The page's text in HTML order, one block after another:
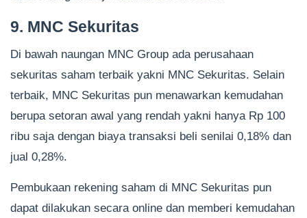
9. MNC Sekuritas
Di bawah naungan MNC Group ada perusahaan
sekuritas saham terbaik yakni MNC Sekuritas. Selain
terbaik, MNC Sekuritas pun menawarkan kemudahan
berupa setoran awal yang rendah yakni hanya Rp 100
ribu saja dengan biaya transaksi beli senilai 0,18% dan
jual 0,28%.
Pembukaan rekening saham di MNC Sekuritas pun
dapat dilakukan secara online dan memberi kemudahan